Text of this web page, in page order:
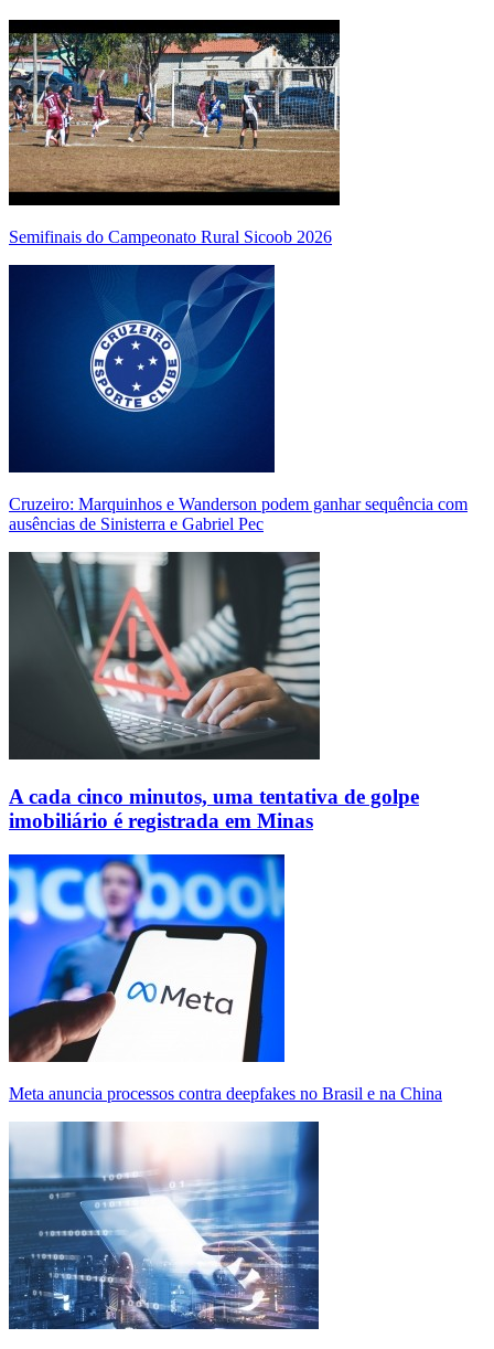
Semifinais do Campeonato Rural Sicoob 2026
Cruzeiro: Marquinhos e Wanderson podem ganhar sequência com
ausências de Sinisterra e Gabriel Pec
A cada cinco minutos, uma tentativa de golpe
imobiliário é registrada em Minas
Meta anuncia processos contra deepfakes no Brasil e na China